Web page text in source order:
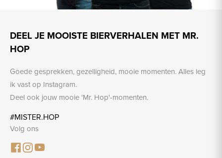
DEEL JE MOOISTE BIERVERHALEN MET MR.
HOP
Goede gesprekken, gezelligheid, mooie momenten. Alles leg
ik vast op Instagram.
Deel ook jouw mooie 'Mr. Hop'-momenten.
#MISTER.HOP
Volg ons